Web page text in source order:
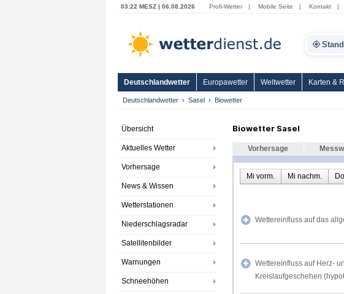
03:22 MESZ | 06.08.2026 Profi-Wetter | Mobile Seite | Kontakt |
Deutschlandwetter Europawetter Weltwetter Karten &
Deutschlandwetter Sasel Biowetter
Übersicht
Aktuelles Wetter
Vorhersage
News & Wissen
Wetterstationen
Niederschlagsradar
Satellitenbilder
Warnungen
Schneehöhen
Biowetter Sasel
Vorhersage
Mi vorm. Mi nachm.
Wettereinfluss auf das
Wettereinfluss auf Herz-
Kreislaufgeschehen